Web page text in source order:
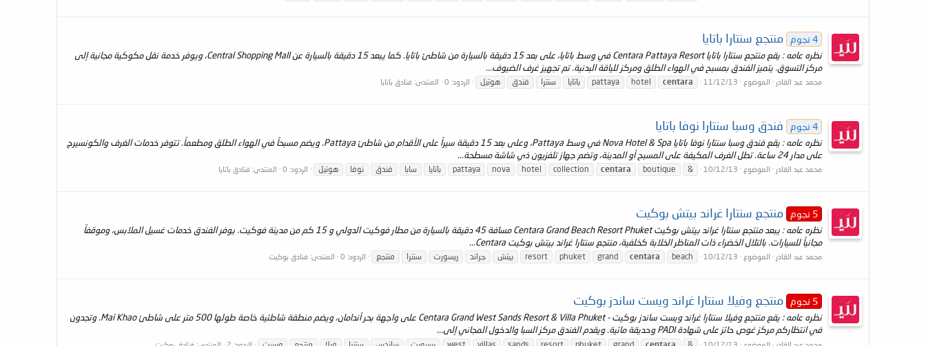
4 نجوم منتجع سنتارا باتايا
نظره عامه : يقع منتجع سنتارا باتايا Centara Pattaya Resort في وسط باتايا، على بعد 15 دقيقة بالسيارة من شاطئ باتايا. كما يبعد 15 دقيقة بالسيارة عن Central Shopping Mall، ويوفر خدمة نقل مكوكية مجانية إلى
مركز التسوق. يتميز الفندق بمسبح في الهواء الطلق ومركز للياقة البدنية. تم تجهيز غرف الضيوف...
محمد عبد القادر الموضوع 11/12/13
centara
hotel
pattaya باتايا سنترا فندق هوتيل الردود: 0 المنتدى: فنادق باتايا
4 نجوم فندق وسبا سنتارا نوفا باتايا
نظره عامه : يقع فندق وسبا سنتارا نوفا باتايا Nova Hotel & Spa في وسط Pattaya، وعلى بعد 15 دقيقة سيراً على الأقدام من شاطئ Pattaya. ويضم مسبحاً في الهواء الطلق ومطعماً. تتوفر خدمات الغرف والكونسيرج
على مدار 24 ساعة. تطل الغرف المكيفة على المسبح أو المدينة، وتضم جهاز تلفزيون ذي شاشة مسطحة...
محمد عبد القادر الموضوع 10/12/13
&
boutique
centara
collection
hotel
nova
pattaya باتايا سابا فندق نوفا هوتيل الردود: 0 المنتدى: فنادق باتايا
5 نجوم منتجع سنتارا غراند بيتش بوكيت
نظره عامه : يبعد منتجع سنتارا غراند بيتش بوكيت Centara Grand Beach Resort Phuket مسافة 45 دقيقة بالسيارة من مطار فوكيت الدولي و 15 كم من مدينة فوكيت. يوفر الفندق خدمات غسيل الملابس، وموقفاً
مجانياً للسيارات. بالتلال الخضراء ذات المناظر الخلابة كخلفية، منتجع سنتارا غراند بيتش بوكيت Centara...
محمد عبد القادر الموضوع 10/12/13
beach
centara
grand
phuket
resort بيتش جراند ريسورت سنترا منتجع الردود: 0 المنتدى: فنادق بوكيت
5 نجوم منتجع وفيلا سنتارا غراند ويست ساندز بوكيت
نظره عامه : يقع منتجع وفيلا سنتارا غراند ويست ساندز بوكيت - Centara Grand West Sands Resort & Villa Phuket على واجهة بحر أندامان، ويضم منطقة شاطئية خاصة طولها 500 متر على شاطئ Mai Khao. وتجدون
في انتظاركم مركز غوص حائز على شهادة PADI وحديقة مائية. ويقدم الفندق مركز السبا والدخول المجاني إلى...
محمد عبد القادر الموضوع 10/12/13 الردود: 2 المنتدى: فنادق بوكيت